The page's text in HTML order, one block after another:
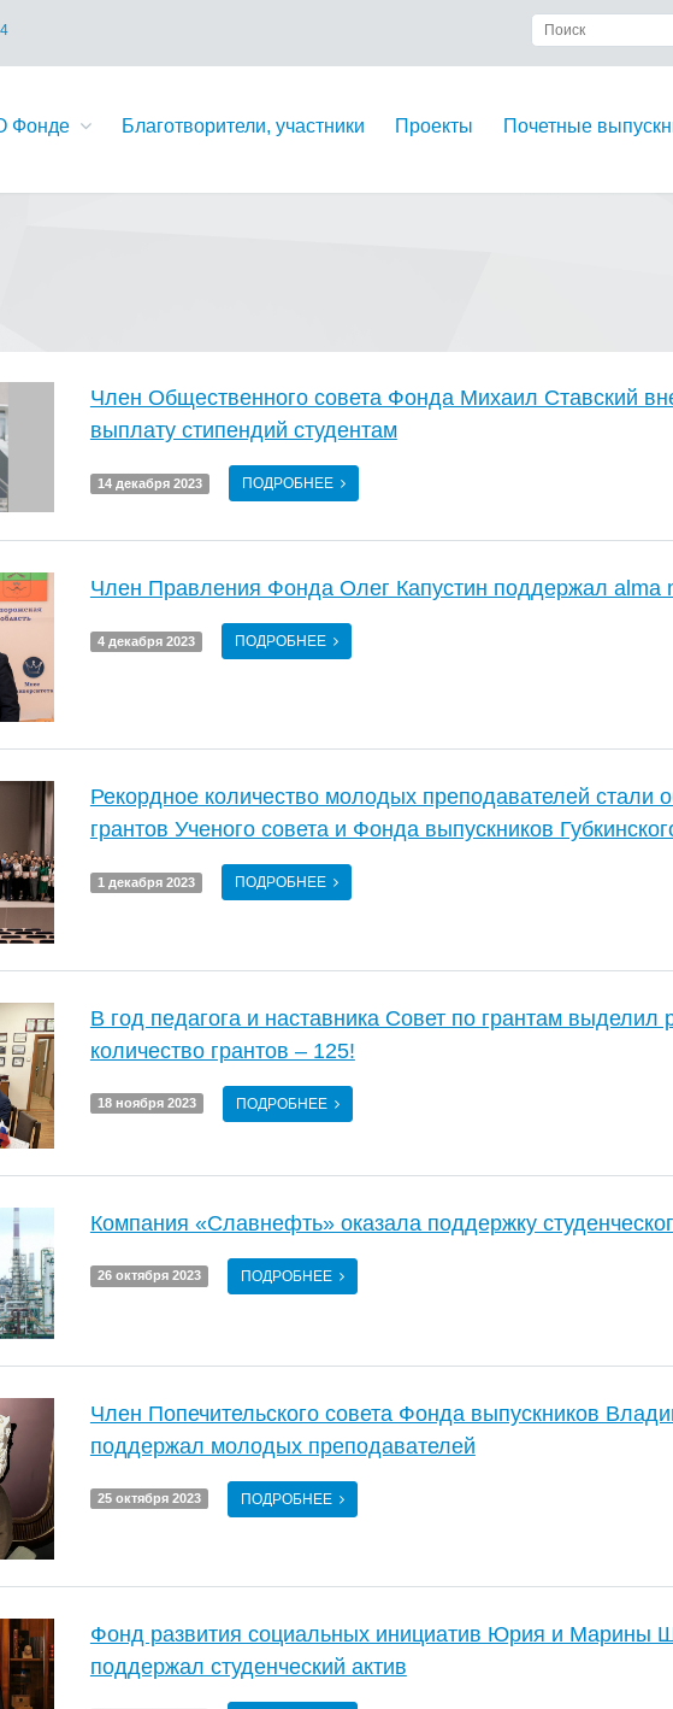
Фонде Благотворители, участники Проекты Почетные
Член Общественного совета Фонда Михаил Ставский
выплату стипендий студентам
14 декабря 2023 ПОДРОБНЕЕ
Член Правления Фонда Олег Капустин поддержал alma
4 декабря 2023 ПОДРОБНЕЕ
Рекордное количество молодых преподавателей стали
грантов Ученого совета и Фонда выпускников
1 декабря 2023 ПОДРОБНЕЕ
В год педагога и наставника Совет по грантам выделил
количество грантов – 125!
18 ноября 2023 ПОДРОБНЕЕ
Компания «Славнефть» оказала поддержку
26 октября 2023 ПОДРОБНЕЕ
Член Попечительского совета Фонда выпускников
поддержал молодых преподавателей
25 октября 2023 ПОДРОБНЕЕ
Фонд развития социальных инициатив Юрия и Марины
поддержал студенческий актив